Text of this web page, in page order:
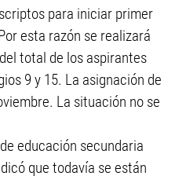
para iniciar primer
esta razón se realizará
total de los aspirantes
9 y 15. La asignación de
La situación no se
educación secundaria
que todavía se están